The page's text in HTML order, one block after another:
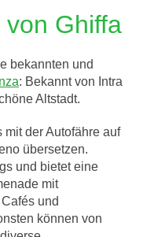
Ghiffa
bekannten und
: Bekannt von Intra
Altstadt.
der Autofähre auf
übersetzen.
und bietet eine
mit
und
können von